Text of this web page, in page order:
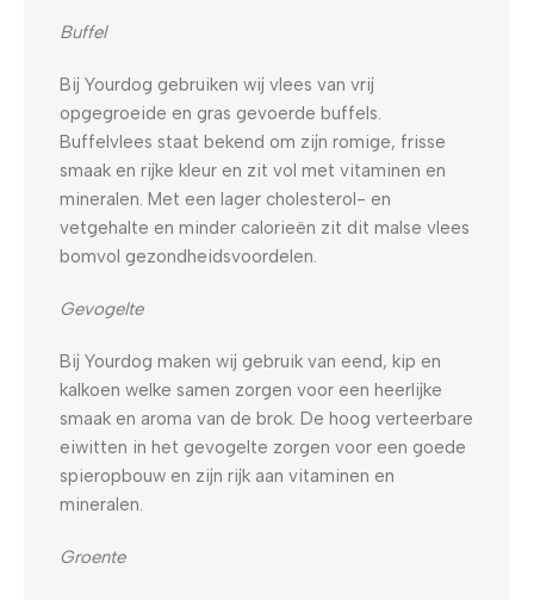
Buffel
Bij Yourdog gebruiken wij vlees van vrij
opgegroeide en gras gevoerde buffels.
Buffelvlees staat bekend om zijn romige, frisse
smaak en rijke kleur en zit vol met vitaminen en
mineralen. Met een lager cholesterol- en
vetgehalte en minder calorieën zit dit malse vlees
bomvol gezondheidsvoordelen.
Gevogelte
Bij Yourdog maken wij gebruik van eend, kip en
kalkoen welke samen zorgen voor een heerlijke
smaak en aroma van de brok. De hoog verteerbare
eiwitten in het gevogelte zorgen voor een goede
spieropbouw en zijn rijk aan vitaminen en
mineralen.
Groente